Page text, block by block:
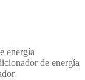
energía
de energía